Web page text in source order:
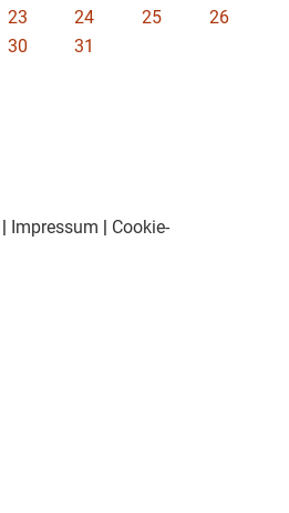
23 24 25
26
30
31
| Impressum | Cookie-